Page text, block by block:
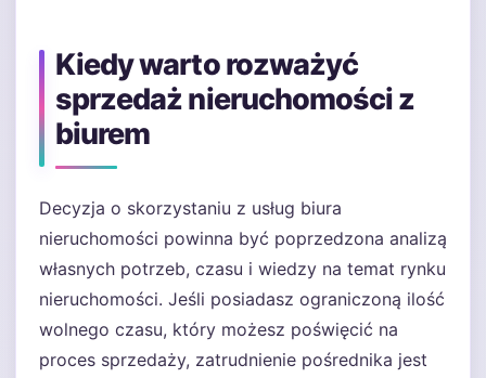
Kiedy warto rozważyć
sprzedaż nieruchomości z
biurem
Decyzja o skorzystaniu z usług biura
nieruchomości powinna być poprzedzona analizą
własnych potrzeb, czasu i wiedzy na temat rynku
nieruchomości. Jeśli posiadasz ograniczoną ilość
wolnego czasu, który możesz poświęcić na
proces sprzedaży, zatrudnienie pośrednika jest